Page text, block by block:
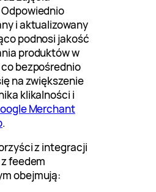
i aktualizowany
podnosi jakość
produktów w
bezpośrednio
na zwiększenie
klikalności i
Merchant
.
z integracji
feedem
obejmują: